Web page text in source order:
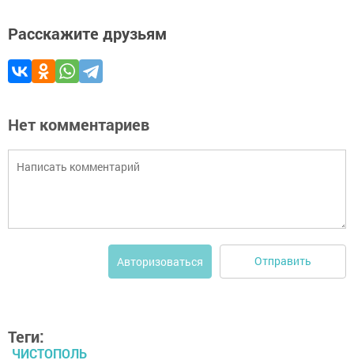
Расскажите друзьям
Нет комментариев
Авторизоваться Отправить
Теги:
ЧИСТОПОЛЬ